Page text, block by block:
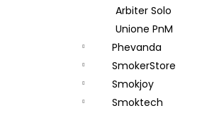
Arbiter Solo
Unione PnM
Phevanda
SmokerStore
Smokjoy
Smoktech